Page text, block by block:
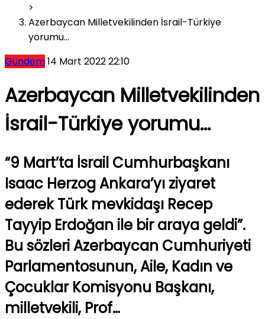
>
Azerbaycan Milletvekilinden İsrail-Türkiye
yorumu…
Gündem14 Mart 2022 22:10
Azerbaycan Milletvekilinden
İsrail-Türkiye yorumu…
“9 Mart’ta İsrail Cumhurbaşkanı
Isaac Herzog Ankara’yı ziyaret
ederek Türk mevkidaşı Recep
Tayyip Erdoğan ile bir araya geldi”.
Bu sözleri Azerbaycan Cumhuriyeti
Parlamentosunun, Aile, Kadın ve
Çocuklar Komisyonu Başkanı,
milletvekili, Prof…